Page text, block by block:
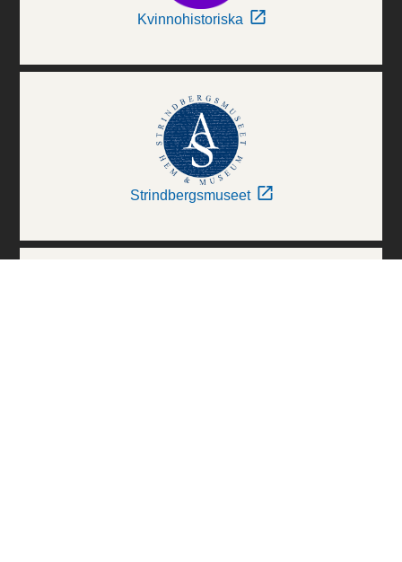
Kvinnohistoriska
Strindbergsmuseet